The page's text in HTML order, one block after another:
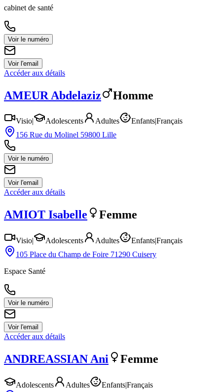
cabinet de santé
Voir le numéro
Voir l'email
Accéder aux détails
AMEUR Abdelaziz Homme
Visio| Adolescents Adultes Enfants|Français
156 Rue du Molinel 59800 Lille
Voir le numéro
Voir l'email
Accéder aux détails
AMIOT Isabelle Femme
Visio| Adolescents Adultes Enfants|Français
105 Place du Champ de Foire 71290 Cuisery
Espace Santé
Voir le numéro
Voir l'email
Accéder aux détails
ANDREASSIAN Ani Femme
Adolescents Adultes Enfants|Français